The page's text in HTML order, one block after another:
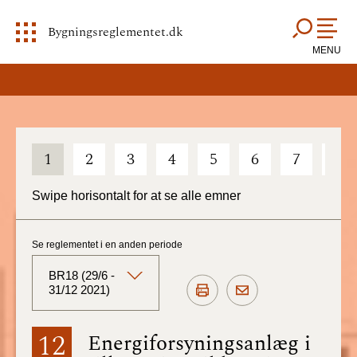
Bygningsreglementet.dk
MENU
1 2 3 4 5 6 7
Swipe horisontalt for at se alle emner
12 Energiforsyningsanlæg i
Se reglementet i en anden periode
BR18 (29/6 -
31/12 2021)
BR18 (Aktuelt)